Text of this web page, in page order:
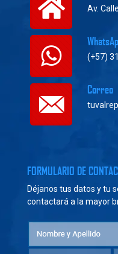
Av.
(+57)
Correo
FORMULARIO DE
Déjanos tus datos y tu
contactará a la mayor